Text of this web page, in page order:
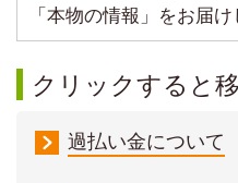
「本物の情報」をお届け
クリックすると
過払い金について